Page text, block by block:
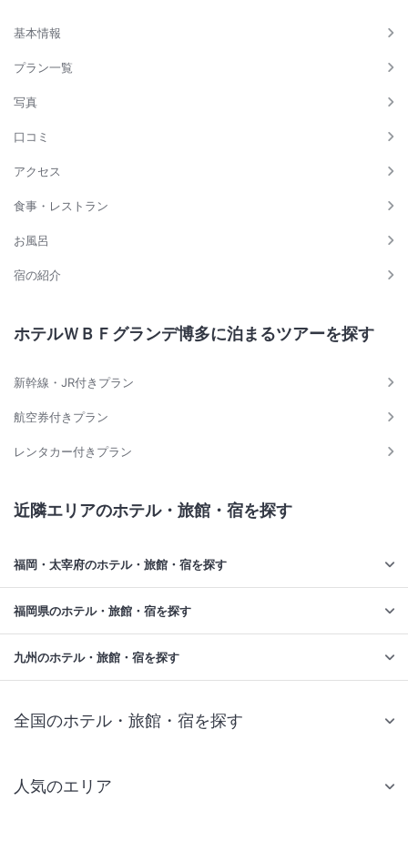
基本情報
プラン一覧
写真
口コミ
アクセス
食事・レストラン
お風呂
宿の紹介
ホテルＷＢＦグランデ博多に泊まるツアーを探す
新幹線・JR付きプラン
航空券付きプラン
レンタカー付きプラン
近隣エリアのホテル・旅館・宿を探す
福岡・太宰府のホテル・旅館・宿を探す
福岡県のホテル・旅館・宿を探す
九州のホテル・旅館・宿を探す
全国のホテル・旅館・宿を探す
人気のエリア